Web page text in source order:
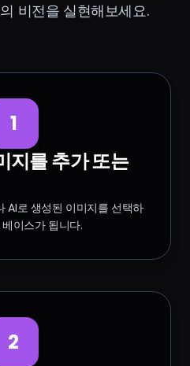
비전을 실현해보세요.
1
지를 추가 또는
AI로 생성된 이미지를 선택하
이스가 됩니다.
2